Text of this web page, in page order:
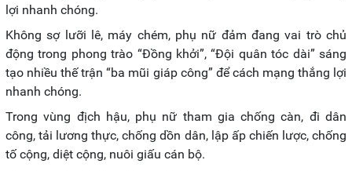
lợi nhanh chóng.
Không sợ lưỡi lê, máy chém, phụ nữ đảm đang vai trò chủ
động trong phong trào “Đồng khởi”, “Đội quân tóc dài” sáng
tạo nhiều thế trận “ba mũi giáp công” để cách mạng thắng lợi
nhanh chóng.
Trong vùng địch hậu, phụ nữ tham gia chống càn, đi dân
công, tải lương thực, chống dồn dân, lập ấp chiến lược, chống
tố cộng, diệt cộng, nuôi giấu cán bộ.